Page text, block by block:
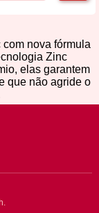
nova fórmula
Zinc
elas garantem
que não agride o